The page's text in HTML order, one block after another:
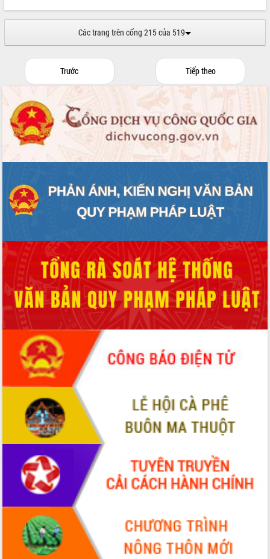
Chuyển đổi số 'mở đường' cho nông
nghiệp Đắk Lắk tăng trưởng bứt phá
Triển khai đồng bộ đo đạc, lập hồ sơ
địa chính, hoàn thiện cơ sở dữ liệu đất
Ứng dụng sinh trắc học - Bước tiến
trong hành trình chuyển đổi số tại Đắk
Lắk
Đắk Lắk nâng cao hiệu quả công tác
Đảng từ Sổ tay đảng viên điện tử
Đắk Lắk đẩy mạnh nuôi biển công
nghệ, hướng tới phát triển thủy sản
bền vững
Tập huấn nâng cao năng lực triển khai
chuyển đổi số cho cán bộ, công chức
cấp xã
Đắk Lắk phát động hưởng ứng Ngày
2026
Đẩy mạnh cải cách hành chính, quyết
tâm đạt được mục tiêu tăng trưởng
hai con số trong năm 2026
Tổ chức trang trọng Lễ hội Đền thờ
Lương Văn Chánh năm 2026
Phó Bí thư Tỉnh ủy Đắk Lắk Đỗ Hữu
Huy giữ chức Bí thư Đảng ủy Ủy Ban
Nhân dân tỉnh
Bệnh án điện tử thúc đẩy chuyển đổi
số y tế tại Đắk Lắk
Chuyển đổi số thư viện: Mở rộng
không gian tri thức trong thời đại số
Đánh giá, rút kinh nghiệm công tác tổ
chức diễn tập trước ngày bầu cử
Chương trình “Gặp gỡ hữu nghị –
Friendship Meeting New Year 2026”
Bầu cử Quốc hội và HĐND: Cử tri Đắk
Lắk gửi gắm niềm tin, kỳ vọng vào lá
Đắk Lắk sẵn sàng các điều kiện cho
Ngày hội bầu cử đại biểu Quốc hội
khóa XVI và HĐND các cấp nhiệm kỳ
2026-2031
Các trang trên cổng 215 của 519
Trước Tiếp theo